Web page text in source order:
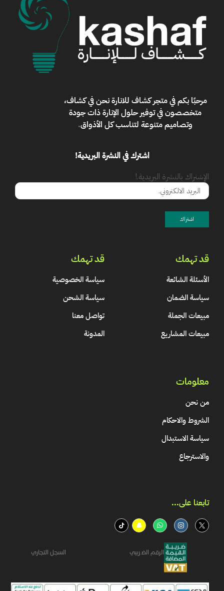
مرحبًا بكم فيمتجر كشاف للانارةنحن في كشاف،
متخصصون في توفير حلول الإنارة ذات جودة
وتصاميم متنوعة لتناسب كل الأذواق.
اشترك في النشرة البريدية!
الإشتراك بالنشرة البريدية.!
قد تهمك
الأسئلة الشائعة
سياسة الضمان
مبيعات الجملة
مبيعات المشاريع
قد تهمك
سياسة الخصوصية
سياسة الشحن
تواصل معنا
المدونة
معلومات
من نحن
الشروط والاحكام
سياسة الاستبدال
والاسترجاع
تابعنا على...​
الرقم الضريبي السجل التجاري